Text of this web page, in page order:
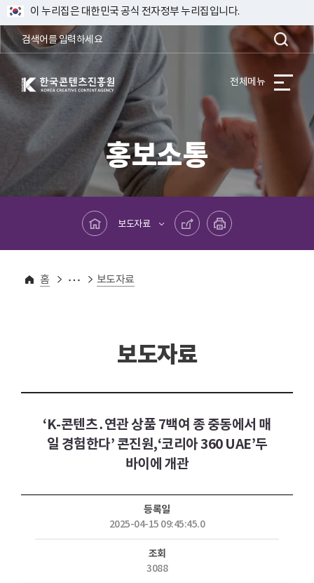
이 누리집은 대한민국 공식 전자정부 누리집입니다.
한국콘텐츠진흥원 KOREA CREATIVE CONTENT AGENCY 전체메뉴
홍보소통
메인페이지로 바로가기
보도자료
공유하기 프린트하기
홈
홍보소통
보도자료 보도자료
보도자료
‘K-콘텐츠․연관 상품 7백여 종 중동에서 매
일 경험한다’ 콘진원,‘코리아 360 UAE’두
바이에 개관
등록일
2025-04-15 09:45:45.0
조회
3088